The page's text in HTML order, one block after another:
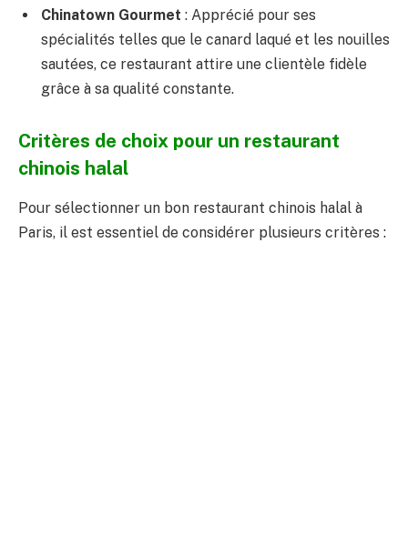
Chinatown Gourmet : Apprécié pour ses
spécialités telles que le canard laqué et les nouilles
sautées, ce restaurant attire une clientèle fidèle
grâce à sa qualité constante.
Critères de choix pour un restaurant
chinois halal
Pour sélectionner un bon restaurant chinois halal à
Paris, il est essentiel de considérer plusieurs critères :